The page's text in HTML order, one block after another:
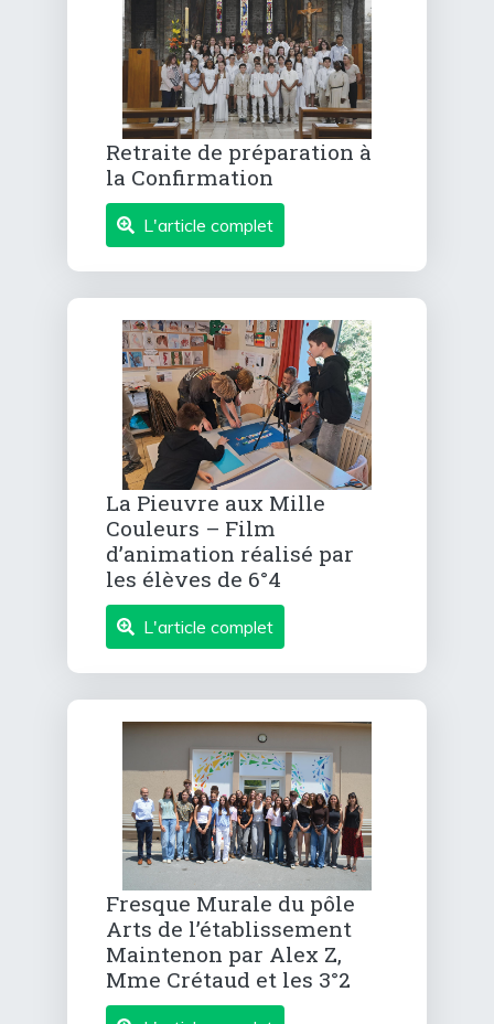
Retraite de préparation à
la Confirmation
L'article complet
La Pieuvre aux Mille
Couleurs – Film
d’animation réalisé par
les élèves de 6°4
L'article complet
Fresque Murale du pôle
Arts de l’établissement
Maintenon par Alex Z,
Mme Crétaud et les 3°2